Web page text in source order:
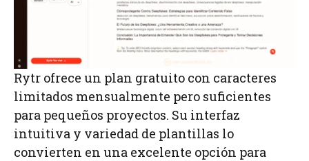
Rytr ofrece un plan gratuito con caracteres
limitados mensualmente pero suficientes
para pequeños proyectos. Su interfaz
intuitiva y variedad de plantillas lo
convierten en una excelente opción para